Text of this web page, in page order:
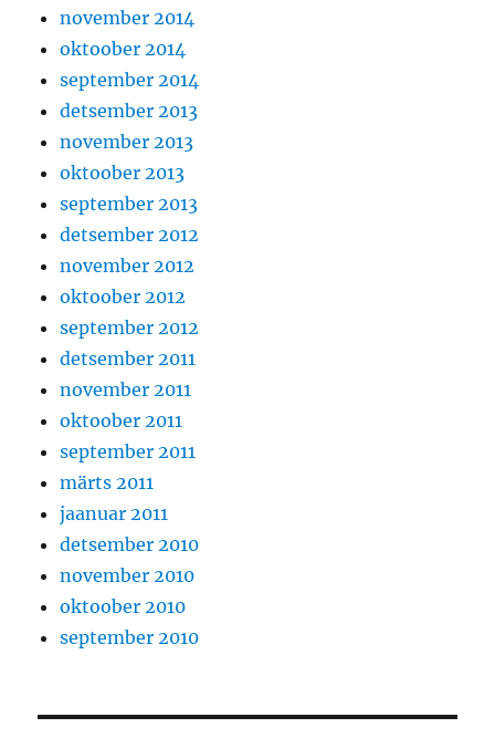
november 2014
oktoober 2014
september 2014
detsember 2013
november 2013
oktoober 2013
september 2013
detsember 2012
november 2012
oktoober 2012
september 2012
detsember 2011
november 2011
oktoober 2011
september 2011
märts 2011
jaanuar 2011
detsember 2010
november 2010
oktoober 2010
september 2010